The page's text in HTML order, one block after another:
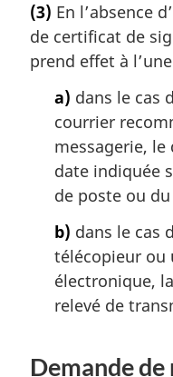
t
e
m
(3) En l’absence
de certificat de
prend effet à
a) dans le cas
courrier
messagerie,
date indiquée
de poste ou
b) dans le cas
télécopieur ou
électronique,
relevé de
Demande